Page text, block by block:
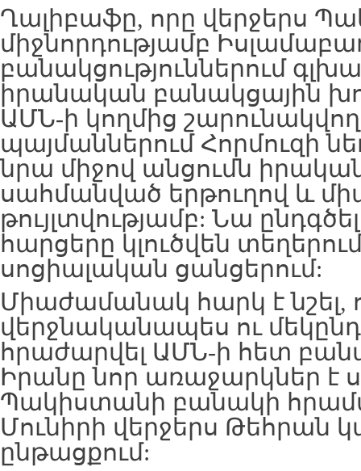
Ղալիբաֆը, որը վերջերս
միջնորդությամբ
բանակցություններում
իրանական բանակցային
ԱՄՆ-ի կողմից
պայմաններում Հորմուզի
նրա միջով անցումն
սահմանված երթուղով և
թույլտվությամբ: Նա
հարցերը կլուծվեն
սոցիալական ցանցերում:
Միաժամանակ հարկ է նշել,
վերջնականապես ու
հրաժարվել ԱՄՆ-ի հետ
Իրանը նոր առաջարկներ է
Պակիստանի բանակի
Մունիրի վերջերս Թեհրան
ընթացքում: